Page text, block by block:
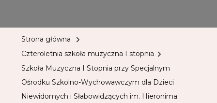
Strona główna
Czteroletnia szkoła muzyczna I stopnia
Szkoła Muzyczna I Stopnia przy Specjalnym
Ośrodku Szkolno-Wychowawczym dla Dzieci
Niewidomych i Słabowidzących im. Hieronima